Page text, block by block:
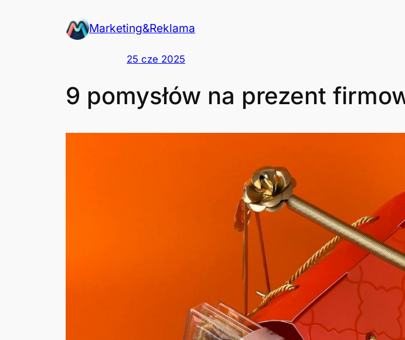
Marketing&Reklama
25 cze 2025
9 pomysłów na prezent